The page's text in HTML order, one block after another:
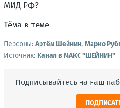
МИД РФ?
Тёма в теме.
Персоны: Артём Шейнин, Марко
Источник: Канал в МАКС "ШЕЙНИН"
Подписывайтесь на наш